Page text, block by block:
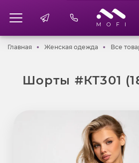
ГлавнаяГлавнаяЖенская одежда Женская
Все
Шорты #КТ301